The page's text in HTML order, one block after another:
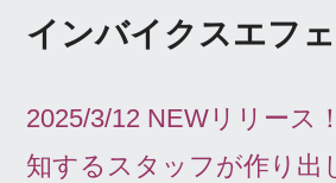
インバイクスエフ
2025/3/12 NEWリリース
知するスタッフが作り出